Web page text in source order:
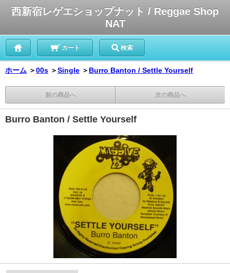
西新宿レゲエショップナット / Reggae Shop
NAT
カート 検索
ホーム ＞00s ＞Single ＞ Burro Banton / Settle Yourself
前の商品へ 次の商品へ
Burro Banton / Settle Yourself